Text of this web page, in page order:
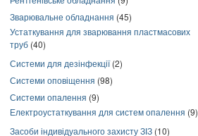
Зварювальне обладнання (45)
Устаткування для зварювання пластмасових
труб (40)
Системи для дезінфекції(2)
Системи оповіщення (98)
Системи опалення (9)
Електроустаткування для систем опалення (9)
Засоби індивідуального захисту ЗІЗ (10)